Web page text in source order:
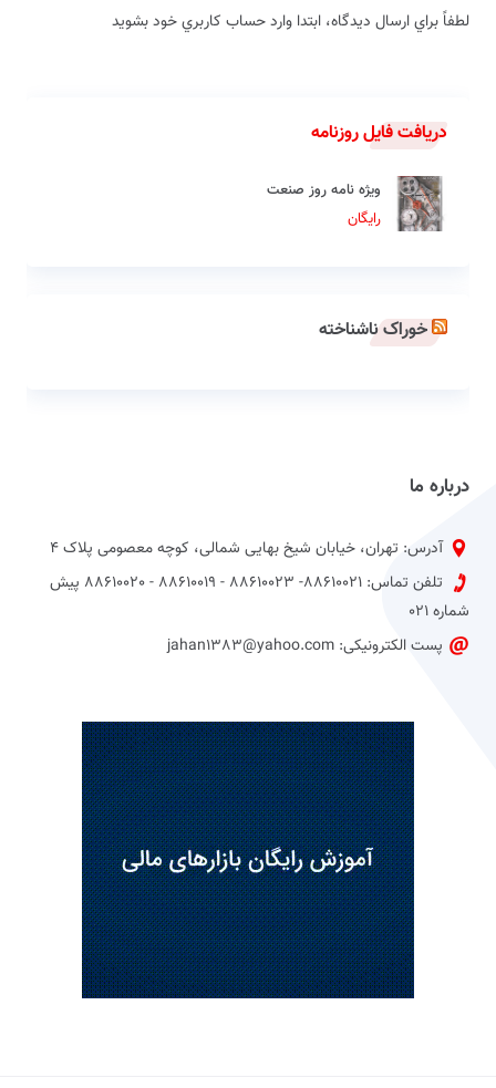
لطفاً براي ارسال دیدگاه، ابتدا وارد حساب كاربري خود بشويد
دریافت فایل روزنامه
ویژه نامه روز صنعت
رایگان
خوراک ناشناخته
درباره ما
آدرس: تهران، خیابان شیخ بهایی شمالی، کوچه معصومی پلاک 4
تلفن تماس: 88610021- 88610023 - 88610019 - 88610020 پیش
شماره 021
پست الکترونیکی: jahan1383@yahoo.com